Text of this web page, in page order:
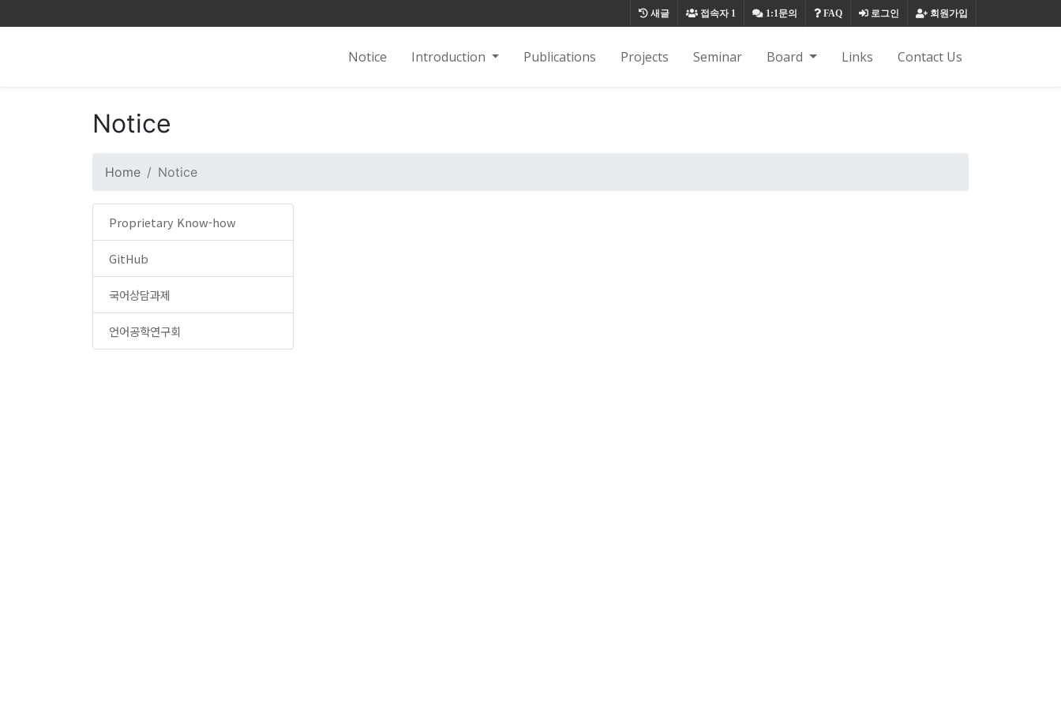
회원가입
로그인
FAQ
1:1문의
접속자1
새글
Notice Introduction Publications Projects Seminar Board Links Contact Us
Notice
Home Notice
Proprietary Know-how
GitHub
국어상담과제
언어공학연구회